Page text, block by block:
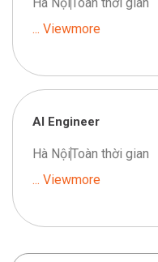
... Viewmore
AI Engineer
Hà NộiToàn thời gian
... Viewmore